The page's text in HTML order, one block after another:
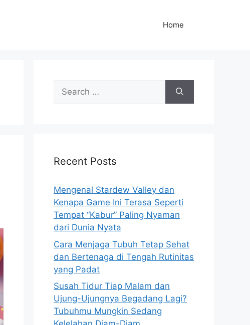
Home
f
r
:
Recent Posts
Mengenal Stardew Valley dan
Kenapa Game Ini Terasa Seperti
Tempat “Kabur” Paling Nyaman
dari Dunia Nyata
Cara Menjaga Tubuh Tetap Sehat
dan Bertenaga di Tengah Rutinitas
yang Padat
Susah Tidur Tiap Malam dan
Ujung-Ujungnya Begadang Lagi?
Tubuhmu Mungkin Sedang